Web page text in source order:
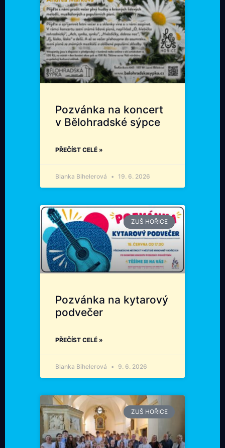
Pozvánka na koncert
v Bělohradské sýpce
PŘEČÍST CELÉ »
Blanka Bihelerová 19. 6. 2026
ZUŠ HOŘICE
Pozvánka na kytarový
podvečer
PŘEČÍST CELÉ »
Blanka Bihelerová 9. 6. 2026
ZUŠ HOŘICE